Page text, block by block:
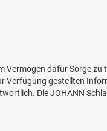
Vermögen dafür Sorge
gestellten
Die JOHANN